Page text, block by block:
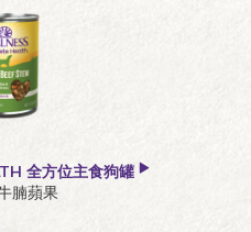
全方位主食狗罐
腩蘋果